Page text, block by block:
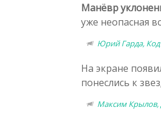
Манёвр
уже неопасная
Юрий Гарда, Код
На экране
понеслись к
Максим Крылов,